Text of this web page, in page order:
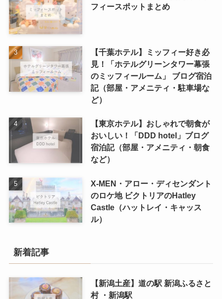
フィースポットまとめ
【千葉ホテル】ミッフィー好き必
見！「ホテルグリーンタワー幕張
のミッフィールーム」 ブログ宿泊
記（部屋・アメニティ・駐車場な
ど）
【東京ホテル】おしゃれで朝食が
おいしい！「DDD hotel」ブログ
宿泊記（部屋・アメニティ・朝食
など）
X-MEN・アロー・ディセンダント
のロケ地 ビクトリアのHatley
Castle（ハットレイ・キャッス
ル）
新着記事
【新潟土産】道の駅 新潟ふるさと
村 ・新潟駅